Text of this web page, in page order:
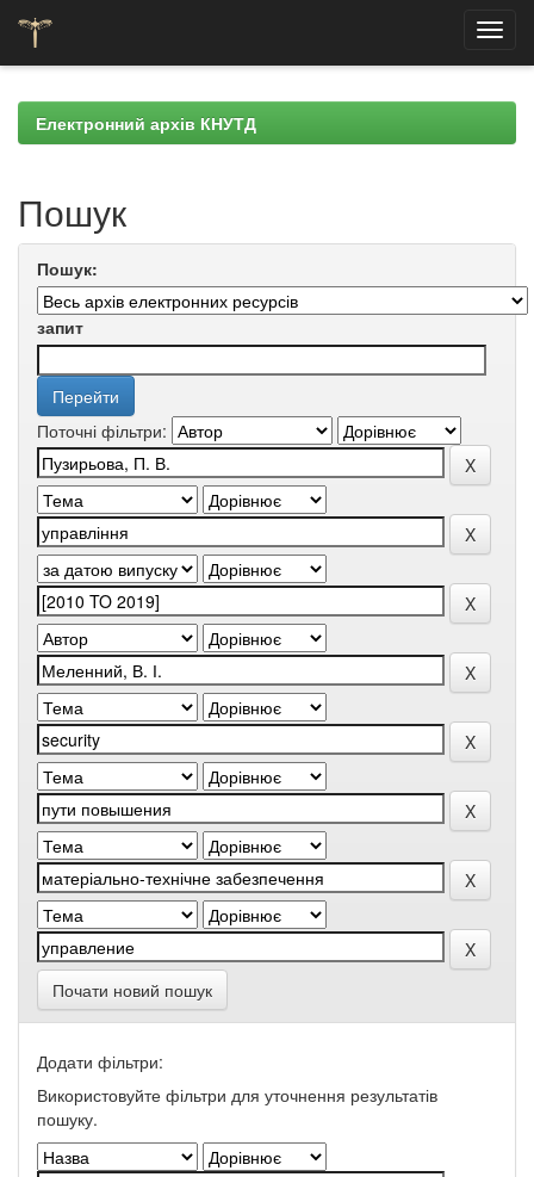
navigationЕлектронний архів КНУТД
Пошук
Пошук:
запит
Поточні фільтри:
Почати новий пошук
Додати фільтри:
Використовуйте фільтри для уточнення результатів
пошуку.